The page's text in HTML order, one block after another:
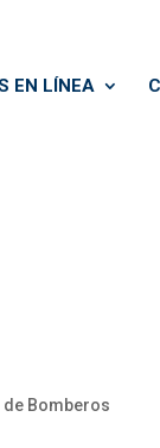
EN LÍNEA
de Bomberos